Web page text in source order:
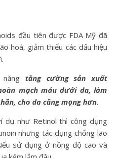
đầu tiên được FDA Mỹ đã
hoá, giảm thiểu các dấu hiệu
tăng cường sản xuất
mạch máu dưới da, làm
cho da căng mọng hơn.
dụ như Retinol thì công dụng
nhưng tác dụng chống lão
sử dụng ở nồng độ cao và